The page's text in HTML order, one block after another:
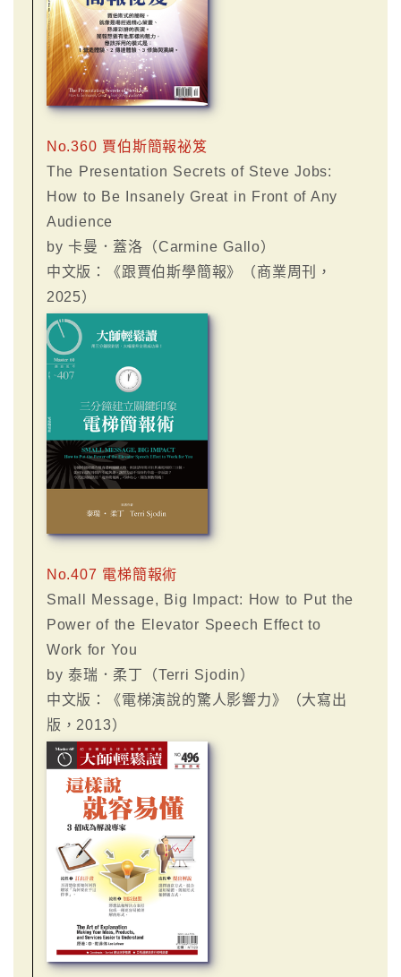
No.360 賈伯斯簡報祕笈
The Presentation Secrets of Steve Jobs:
How to Be Insanely Great in Front of Any
Audience
by 卡曼．蓋洛（Carmine Gallo）
中文版：《跟賈伯斯學簡報》（商業周刊，
2025）
No.407 電梯簡報術
Small Message, Big Impact: How to Put the
Power of the Elevator Speech Effect to
Work for You
by 泰瑞．柔丁（Terri Sjodin）
中文版：《電梯演說的驚人影響力》（大寫出
版，2013）